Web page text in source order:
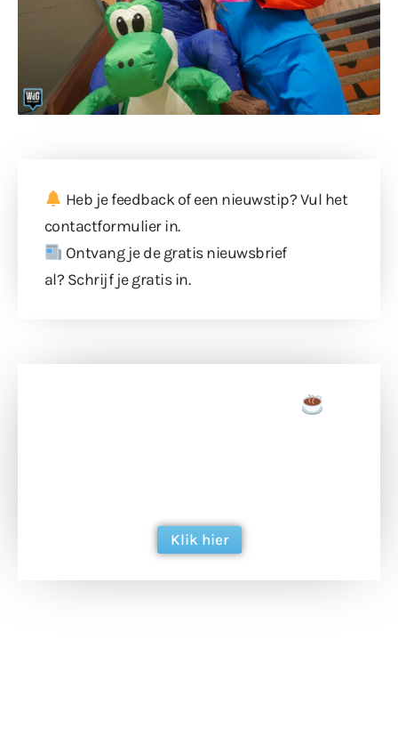
Heb je feedback of een nieuwstip? Vul het
contactformulierin.
Ontvang je de gratis nieuwsbrief
al? Schrijf je gratis in.
Klik hier